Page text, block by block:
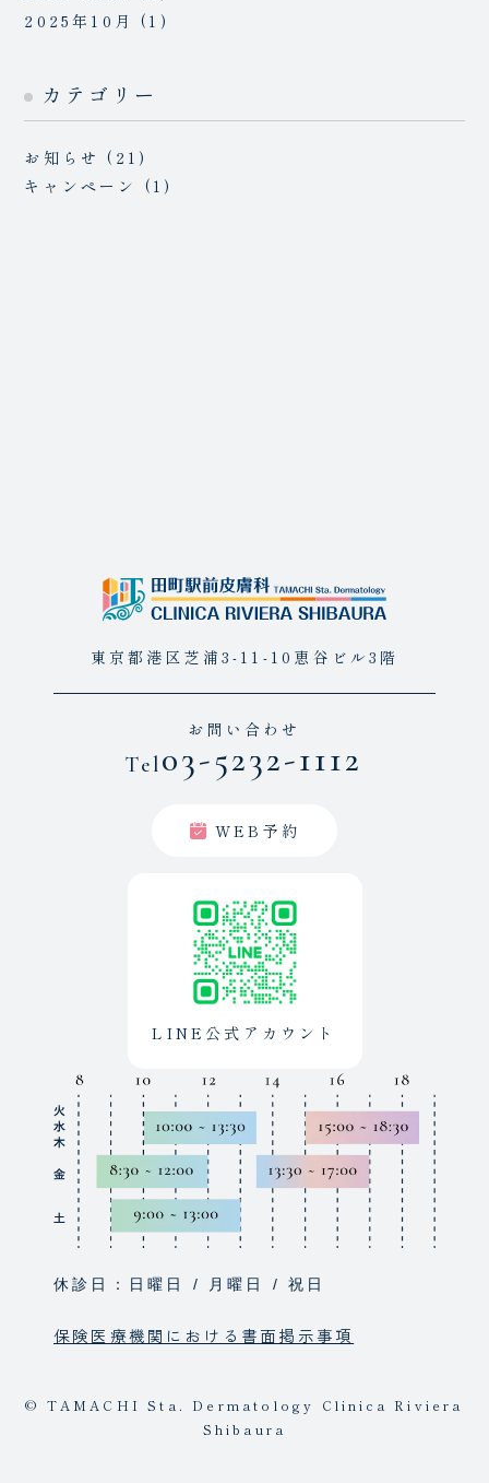
2025年10月 (1)
カテゴリー
お知らせ (21)
キャンペーン (1)
お問い合わせ
Tel03-5232-1112
WEB予約
LINE公式アカウント
東京都港区芝浦3-11-10恵谷ビル3階
休診日：日曜日 / 月曜日 / 祝日
保険医療機関における書面掲示事項
© TAMACHI Sta. Dermatology Clinica Riviera
Shibaura